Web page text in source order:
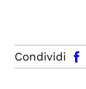
Condividi
facebook